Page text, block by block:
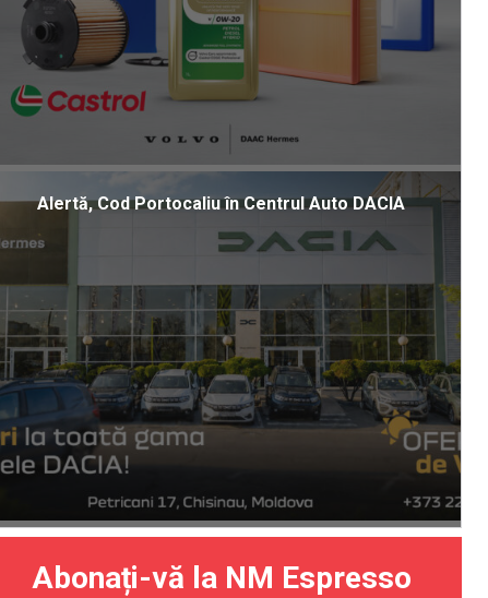
Alertă, Cod Portocaliu în Centrul Auto DACIA
Abonați-vă la NM Espresso